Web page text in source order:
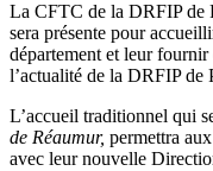
La CFTC de la DRFIP de
sera présente pour
département et leur
l’actualité de la DRFIP de
L’accueil traditionnel qui
de Réaumur, permettra
avec leur nouvelle